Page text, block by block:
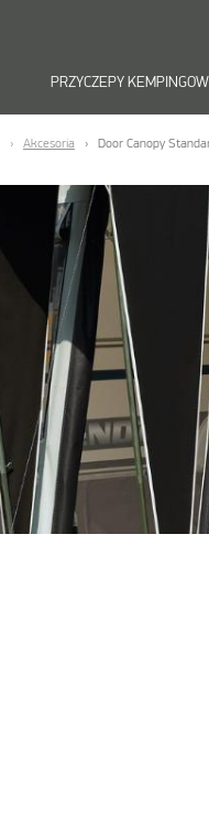
PRZYCZEPY
Akcesoria Door Canopy